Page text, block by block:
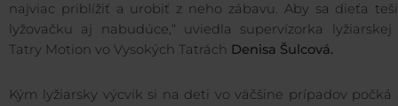
najviac priblížiť a urobiť z neho zábavu. Aby sa dieťa
lyžovačku aj nabudúce,“ uviedla supervízorka lyžiarskej
Tatry Motion vo Vysokých Tatrách Denisa Šulcová.
Kým lyžiarsky výcvik si na deti vo väčšine prípadov počká